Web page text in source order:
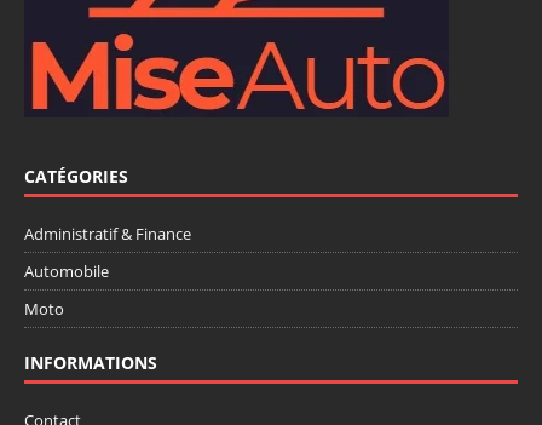
CATÉGORIES
Administratif & Finance
Automobile
Moto
INFORMATIONS
Contact